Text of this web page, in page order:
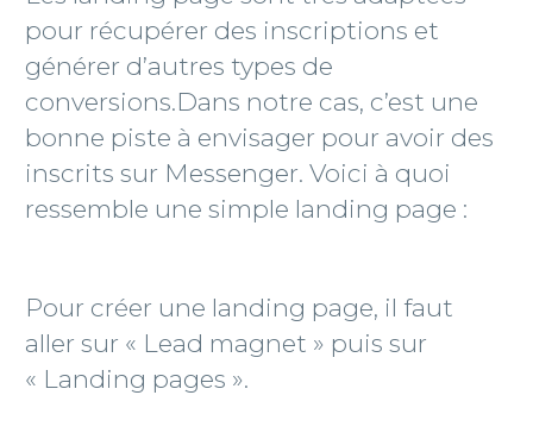
pour récupérer des inscriptions et
générer d’autres types de
conversions.Dans notre cas, c’est une
bonne piste à envisager pour avoir des
inscrits sur Messenger. Voici à quoi
ressemble une simple landing page :
Pour créer une landing page, il faut
aller sur « Lead magnet » puis sur
« Landing pages ».